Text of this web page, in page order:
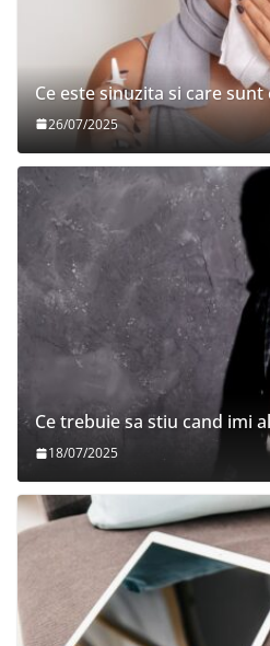
Ce este sinuzita si care
26/07/2025
Ce trebuie sa stiu cand imi
18/07/2025